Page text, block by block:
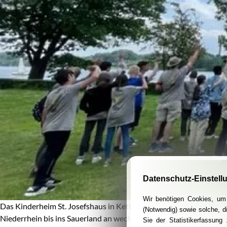
Das Kinderheim St. Josefshaus in Kettwig war letztes
Niederrhein bis ins Sauerland an wechselnden Orten zu einem
Datenschutz-
Wir benötigen Cookies,
(Notwendig) sowie solche,
Sie der